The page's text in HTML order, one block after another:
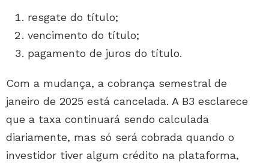
resgate do título;
vencimento do título;
pagamento de juros do título.
Com a mudança, a cobrança semestral de
janeiro de 2025 está cancelada. A B3 esclarece
que a taxa continuará sendo calculada
diariamente, mas só será cobrada quando o
investidor tiver algum crédito na plataforma,